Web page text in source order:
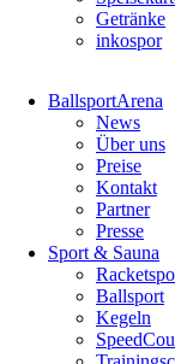
Getränke
inkospor
überspringenBallsportArena
News
Über uns
Preise
Kontakt
Partner
Presse
Sport & Sauna
Ballsport
Kegeln